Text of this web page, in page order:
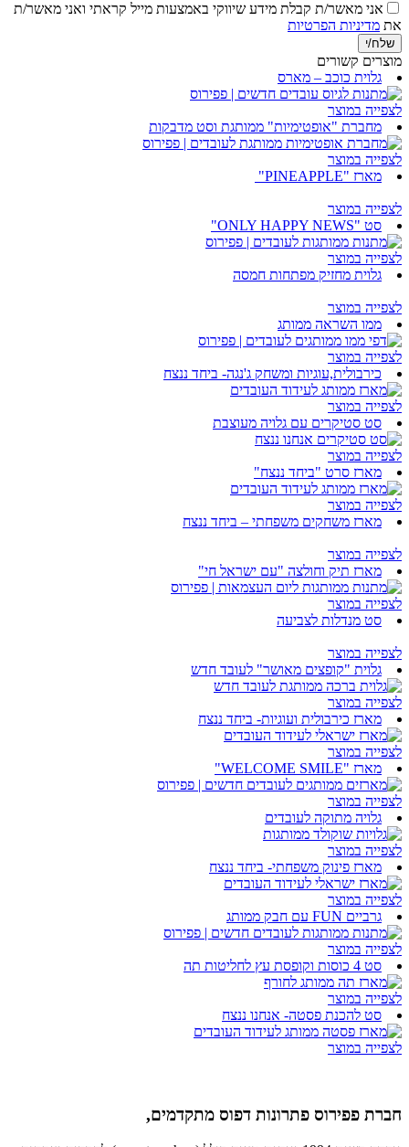
אני מאשר/ת קבלת מידע שיווקי באמצעות מייל קראתי ואני מאשר/ת
את מדיניות הפרטיות
מוצרים קשורים
גלוית כוכב – מארס
לצפייה במוצר
מחברת "אופטימיות" ממותגת וסט מדבקות
לצפייה במוצר
מארז "PINEAPPLE"
לצפייה במוצר
סט "ONLY HAPPY NEWS"
לצפייה במוצר
גלוית מחזיק מפתחות חמסה
לצפייה במוצר
ממו השראה ממותג
לצפייה במוצר
כירבולית,עוגיות ומשחק ג'נגה- ביחד ננצח
לצפייה במוצר
סט סטיקרים עם גלויה מעוצבת
לצפייה במוצר
מארז סרט "ביחד ננצח"
לצפייה במוצר
מארז משחקים משפחתי – ביחד ננצח
לצפייה במוצר
מארז תיק וחולצה "עם ישראל חי"
לצפייה במוצר
סט מנדלות לצביעה
לצפייה במוצר
גלוית "קופצים מאושר" לעובד חדש
לצפייה במוצר
מארז כירבולית ועוגיות- ביחד ננצח
לצפייה במוצר
מארז "WELCOME SMILE"
לצפייה במוצר
גלויה מתוקה לעובדים
לצפייה במוצר
מארז פינוק משפחתי- ביחד ננצח
לצפייה במוצר
גרביים FUN עם חבק ממותג
לצפייה במוצר
סט 4 כוסות וקופסת עץ לחליטות תה
לצפייה במוצר
סט להכנת פסטה- אנחנו ננצח
לצפייה במוצר
חברת פפירוס פתרונות דפוס מתקדמים,